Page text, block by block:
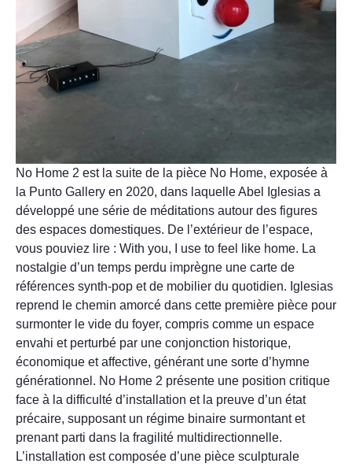
No Home 2 est la suite de la pièce No Home, exposée à
la Punto Gallery en 2020, dans laquelle Abel Iglesias a
développé une série de méditations autour des figures
des espaces domestiques. De l’extérieur de l’espace,
vous pouviez lire : With you, I use to feel like home. La
nostalgie d’un temps perdu imprègne une carte de
références synth-pop et de mobilier du quotidien. Iglesias
reprend le chemin amorcé dans cette première pièce pour
surmonter le vide du foyer, compris comme un espace
envahi et perturbé par une conjonction historique,
économique et affective, générant une sorte d’hymne
générationnel. No Home 2 présente une position critique
face à la difficulté d’installation et la preuve d’un état
précaire, supposant un régime binaire surmontant et
prenant parti dans la fragilité multidirectionnelle.
L’installation est composée d’une pièce sculpturale